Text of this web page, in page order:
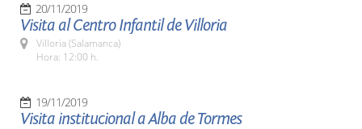
20/11/2019
Visita al Centro Infantil de Villoria
Villoria (Salamanca)
Hora: 12:00 h.
19/11/2019
Visita institucional a Alba de Tormes